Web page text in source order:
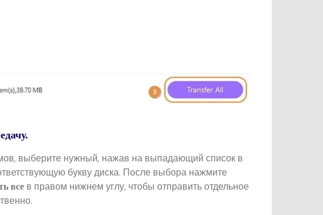
выберите нужный, нажав на выпадающий список в
букву диска. После выбора нажмите
все в правом нижнем углу, чтобы отправить отдельное